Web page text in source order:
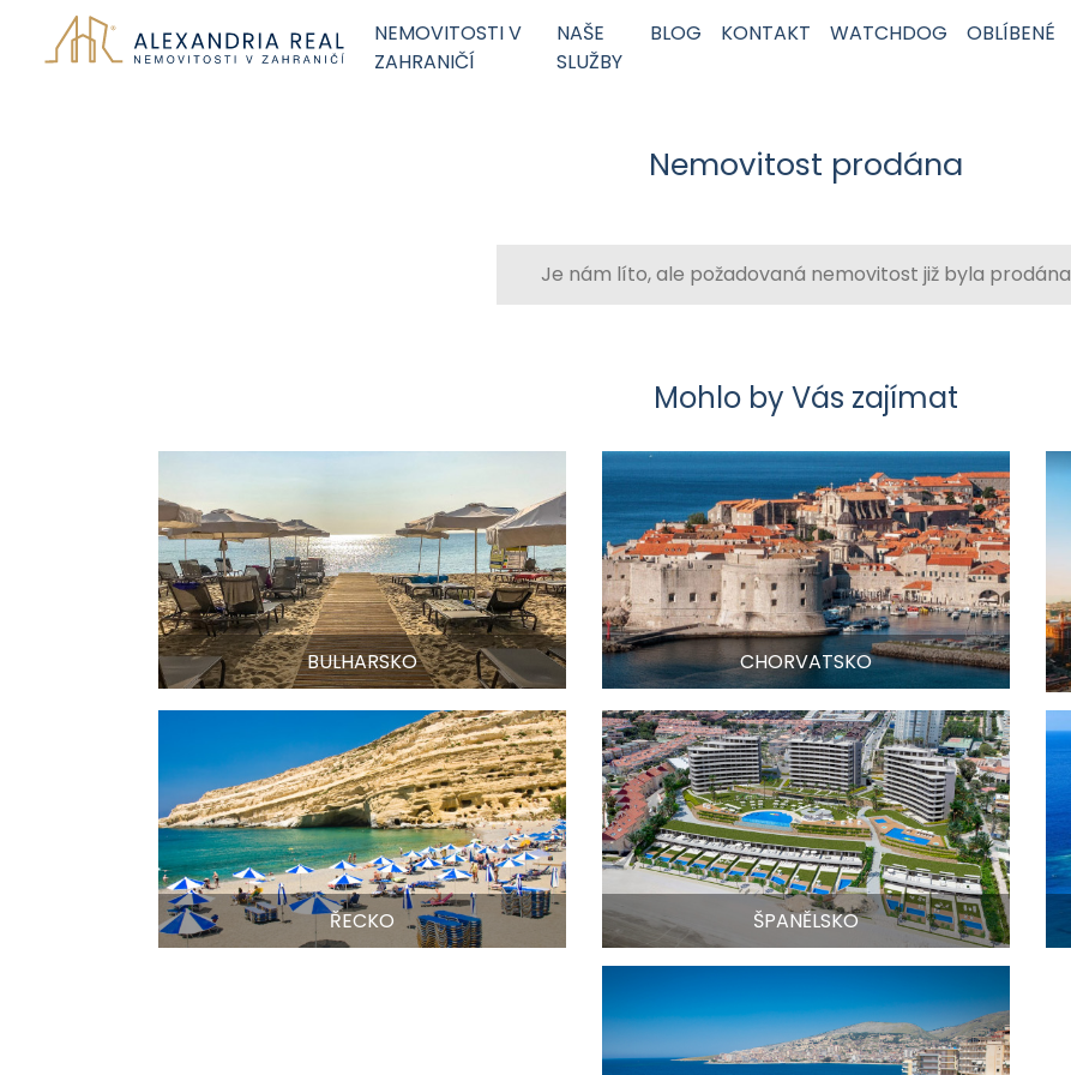
NEMOVITOSTI V
ZAHRANIČÍ
NAŠE
SLUŽBY
BLOG KONTAKT WATCHDOG OBLÍBENÉ
Nemovitost prodána
Je nám líto, ale požadovaná nemovitost již byla prodána
Mohlo by Vás zajímat
BULHARSKO CHORVATSKO
ŘECKO ŠPANĚLSKO